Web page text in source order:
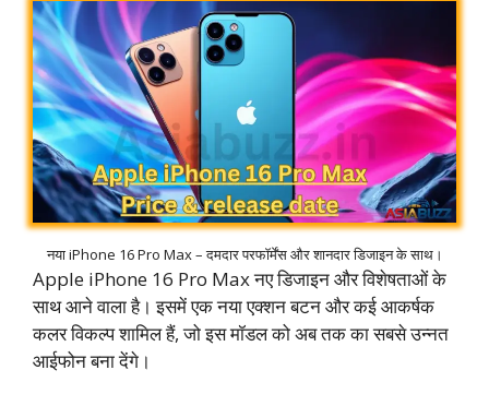
नया iPhone 16 Pro Max – दमदार परफॉर्मेंस और शानदार डिजाइन के साथ।
Apple iPhone 16 Pro Max नए डिजाइन और विशेषताओं के
साथ आने वाला है। इसमें एक नया एक्शन बटन और कई आकर्षक
कलर विकल्प शामिल हैं, जो इस मॉडल को अब तक का सबसे उन्नत
आईफोन बना देंगे।